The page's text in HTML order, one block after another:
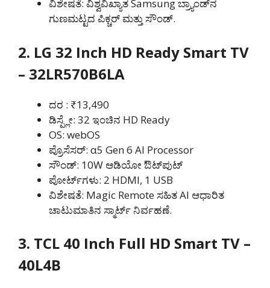
ವಿಶೇಷತೆ: ವಿಶ್ವವಿಖ್ಯಾತ Samsung ಬ್ರ್ಯಾಂಡ್‌ನ
ಗುಣಮಟ್ಟದ ಪಿಕ್ಚರ್ ಮತ್ತು ಸೌಂಡ್.
2. LG 32 Inch HD Ready Smart TV
– 32LR570B6LA
ದರ : ₹13,490
ಡಿಸ್ಪ್ಲೇ: 32 ಇಂಚಿನ HD Ready
OS: webOS
ಪ್ರೊಸೆಸರ್: α5 Gen 6 AI Processor
ಸೌಂಡ್: 10W ಆಡಿಯೋ ಔಟ್‌ಪುಟ್
ಪೋರ್ಟ್‌ಗಳು: 2 HDMI, 1 USB
ವಿಶೇಷತೆ: Magic Remote ಸಹಿತ AI ಆಧಾರಿತ
ಚಾಟುಮಾತಿನ ಸ್ಮಾರ್ಟ್ ನಿರ್ವಹಣೆ.
3. TCL 40 Inch Full HD Smart TV –
40L4B